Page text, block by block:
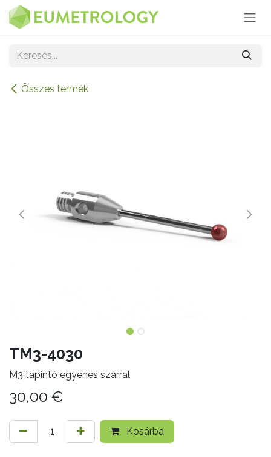
Kihagyás és továbblépés a tartalomhoz
Összes termék
TM3-4030
M3 tapintó egyenes szárral
30,00 €
Kosárba